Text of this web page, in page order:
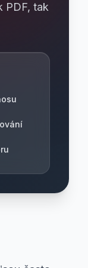
PDF, tak